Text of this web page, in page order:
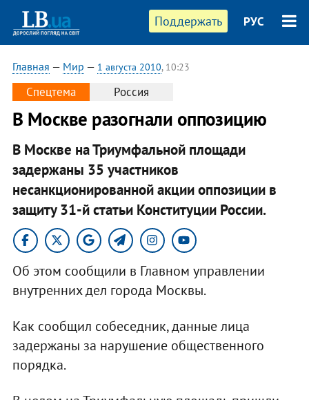
Поддержать РУС
Главная — Мир — 1 августа 2010, 10:23
Спецтема Россия
В Москве разогнали оппозицию
В Москве на Триумфальной площади
задержаны 35 участников
несанкционированной акции оппозиции в
защиту 31-й статьи Конституции России.
Об этом сообщили в Главном управлении
внутренних дел города Москвы.
Как сообщил собеседник, данные лица
задержаны за нарушение общественного
порядка.